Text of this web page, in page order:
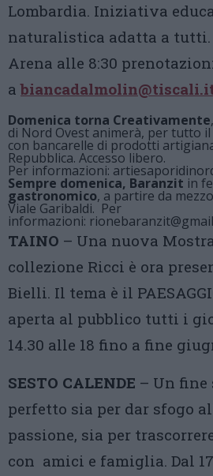
Lombardia. Iniziativa
naturalistica adatta a
Arena alle 8:30
a
Domenica torna Creativamente
di Nord Ovest animerà, per tutto
con bancarelle di prodotti
Repubblica. Accesso libero.
Per informazioni:
Sempre domenica, Baranzit in
gastronomico, a partire da
Viale Garibaldi. Per
informazioni:
TAINO – Una nuova
collezione Ricci è ora
Bielli. Il tema è il
aperta al pubblico tutti i
14.30 alle 18 fino a fine
SESTO CALENDE – Un
perfetto sia per dar sfogo
passione, sia per
con amici e famiglia. Dal